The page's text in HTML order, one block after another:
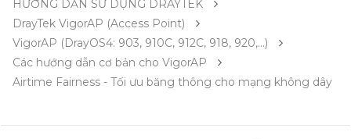
HƯỚNG DẪN SỬ DỤNG DRAYTEK
DrayTek VigorAP (Access Point)
VigorAP (DrayOS4: 903, 910C, 912C, 918, 920,...)
Các hướng dẫn cơ bản cho VigorAP
Airtime Fairness - Tối ưu băng thông cho mạng không dây